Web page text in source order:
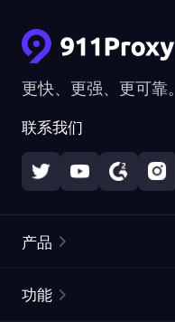
更快、更强、更可靠。
联系我们
产品
功能